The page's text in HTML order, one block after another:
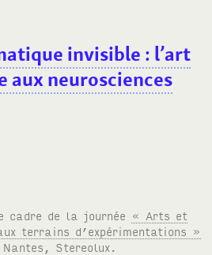
invisible : l’art
aux neurosciences
cadre de la journée « Arts et
terrains d’expérimentations »
Stereolux.